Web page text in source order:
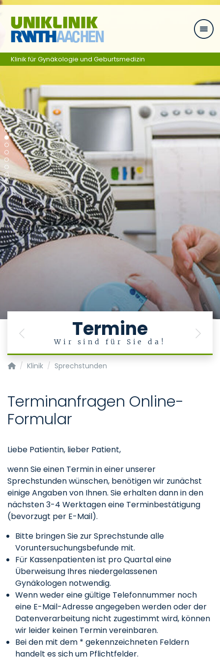
Zum Inhalt springen
Termine
Wir sind für Sie da!
Previous Next
Klinik für Gynäkologie und Geburtsmedizin
Klinik für Gynäkologie und Geburtsmedizin
Klinik Sprechstunden
Terminanfragen Online-
Formular
Liebe Patientin, lieber Patient,
wenn Sie einen Termin in einer unserer
Sprechstunden wünschen, benötigen wir zunächst
einige Angaben von Ihnen. Sie erhalten dann in den
nächsten 3-4 Werktagen eine Terminbestätigung
(bevorzugt per E-Mail).
Bitte bringen Sie zur Sprechstunde alle
Voruntersuchungsbefunde mit.
Für Kassenpatienten ist pro Quartal eine
Überweisung Ihres niedergelassenen
Gynäkologen notwendig.
Wenn weder eine gültige Telefonnummer noch
eine E-Mail-Adresse angegeben werden oder der
Datenverarbeitung nicht zugestimmt wird, können
wir leider keinen Termin vereinbaren.
Bei den mit dem * gekennzeichneten Feldern
handelt es sich um Pflichtfelder.